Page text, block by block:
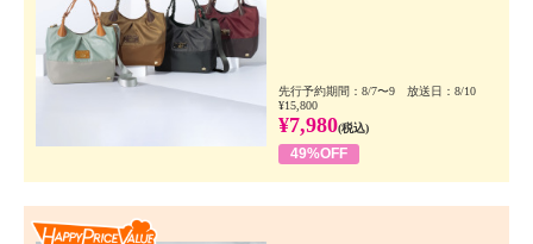
先行予約期間：8/7〜9 放送日：8/10
¥15,800
¥7,980(税込)
49%OFF